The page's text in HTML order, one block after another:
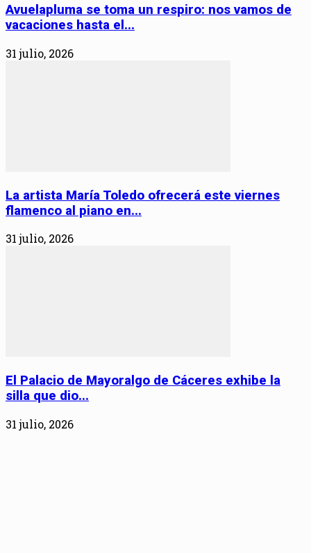
Avuelapluma se toma un respiro: nos vamos de
vacaciones hasta el...
31 julio, 2026
La artista María Toledo ofrecerá este viernes
flamenco al piano en...
31 julio, 2026
El Palacio de Mayoralgo de Cáceres exhibe la
silla que dio...
31 julio, 2026